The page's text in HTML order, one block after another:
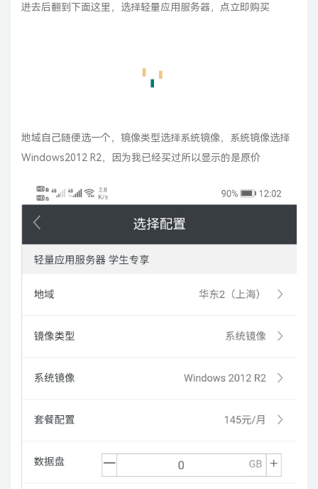
进去后翻到下面这里，选择轻量应用服务器，点立即购买